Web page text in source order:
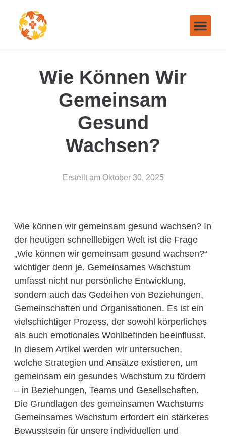
Wie Können Wir
Gemeinsam
Gesund
Wachsen?
Erstellt am Oktober 30, 2025
Wie können wir gemeinsam gesund wachsen? In
der heutigen schnelllebigen Welt ist die Frage
„Wie können wir gemeinsam gesund wachsen?“
wichtiger denn je. Gemeinsames Wachstum
umfasst nicht nur persönliche Entwicklung,
sondern auch das Gedeihen von Beziehungen,
Gemeinschaften und Organisationen. Es ist ein
vielschichtiger Prozess, der sowohl körperliches
als auch emotionales Wohlbefinden beeinflusst.
In diesem Artikel werden wir untersuchen,
welche Strategien und Ansätze existieren, um
gemeinsam ein gesundes Wachstum zu fördern
– in Beziehungen, Teams und Gesellschaften.
Die Grundlagen des gemeinsamen Wachstums
Gemeinsames Wachstum erfordert ein stärkeres
Bewusstsein für unsere individuellen und